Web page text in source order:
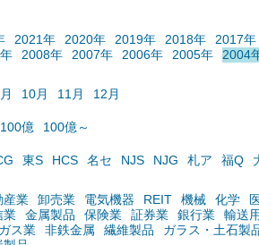
2021年 2020年 2019年 2018年 2017年
2008年 2007年 2006年 2005年 2004
10月 11月 12月
億 100億～
東S HCS 名セ NJS NJG 札ア 福Q
産業 卸売業 電気機器 REIT 機械 化学
業 金属製品 保険業 証券業 銀行業
輸送
ス業 非鉄金属 繊維製品 ガラス・土石製